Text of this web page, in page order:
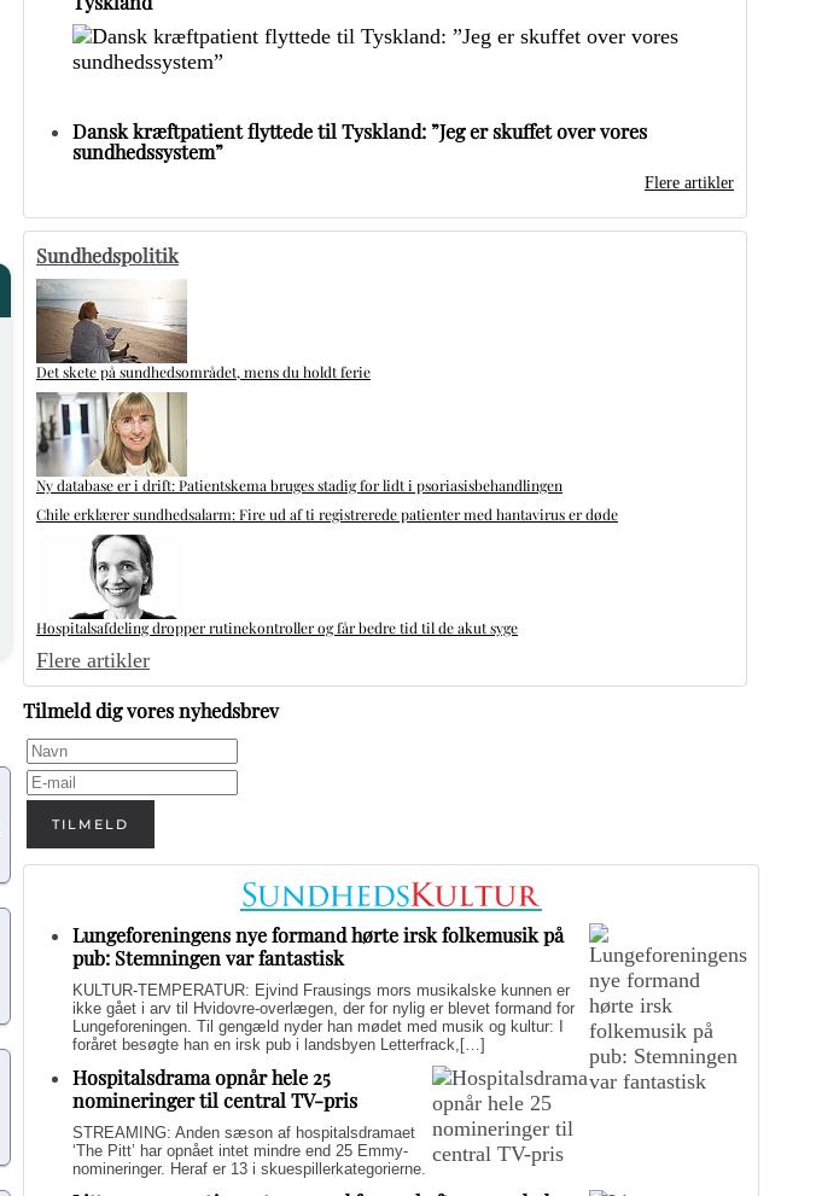
Dansk kræftpatient flyttede til Tyskland: ”Jeg er skuffet over vores
sundhedssystem”
Flere artikler
Sundhedspolitik
Det skete på sundhedsområdet, mens du holdt ferie
Ny database er i drift: Patientskema bruges stadig for lidt i psoriasisbehandlingen
Chile erklærer sundhedsalarm: Fire ud af ti registrerede patienter med hantavirus er døde
Hospitalsafdeling dropper rutinekontroller og får bedre tid til de akut syge
Flere artikler
Tilmeld dig vores nyhedsbrev
TILMELD
Lungeforeningens nye formand hørte irsk folkemusik på
pub: Stemningen var fantastisk
KULTUR-TEMPERATUR: Ejvind Frausings mors musikalske kunnen er
ikke gået i arv til Hvidovre-overlægen, der for nylig er blevet formand for
Lungeforeningen. Til gengæld nyder han mødet med musik og kultur: I
foråret besøgte han en irsk pub i landsbyen Letterfrack,[…]
Hospitalsdrama opnår hele 25
nomineringer til central TV-pris
STREAMING: Anden sæson af hospitalsdramaet
‘The Pitt’ har opnået intet mindre end 25 Emmy-
nomineringer. Heraf er 13 i skuespillerkategorierne.